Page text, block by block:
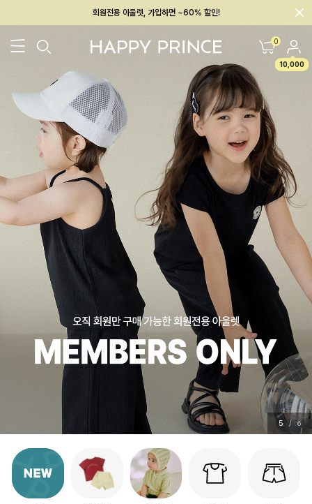
회원전용 아울렛, 가입하면 ~60% 할인!
멤버십 최대 28,000원 혜택 0
10,000
26SS 신상 BEST BABY[6~12M] 아우터/상의 하의/레깅스
5 / 6